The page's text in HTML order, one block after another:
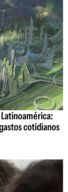
cotidianos